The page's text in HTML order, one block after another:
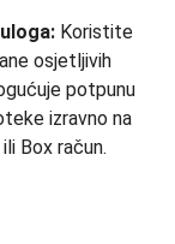
Koristite
osjetljivih
potpunu
izravno na
Box račun.